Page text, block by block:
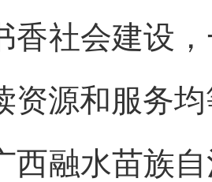
会建设，
资源和服务
水苗族自